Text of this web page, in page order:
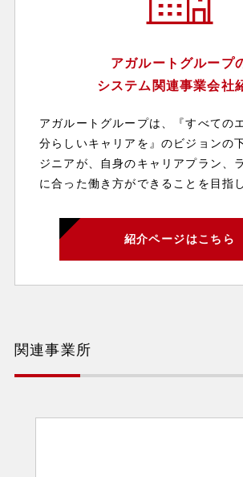
アガルートグループ
システム関連事業会社
アガルートグループは、『すべての
分らしいキャリアを』のビジョンの
ジニアが、自身のキャリアプラン、
に合った働き方ができることを目指
紹介ページはこちら
関連事業所